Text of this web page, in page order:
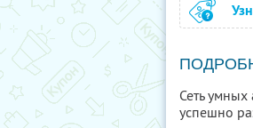
Сеть умных
успешно